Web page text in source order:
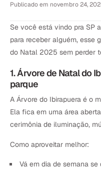
Publicado em novembro 24,
Se você está vindo pra SP
para receber alguém, esse
do Natal 2025 sem perder
1. Árvore de Natal do
parque
A Árvore do Ibirapuera é o
Ela fica em uma área
cerimônia de iluminação,
Como aproveitar melhor:
Vá em dia de semana